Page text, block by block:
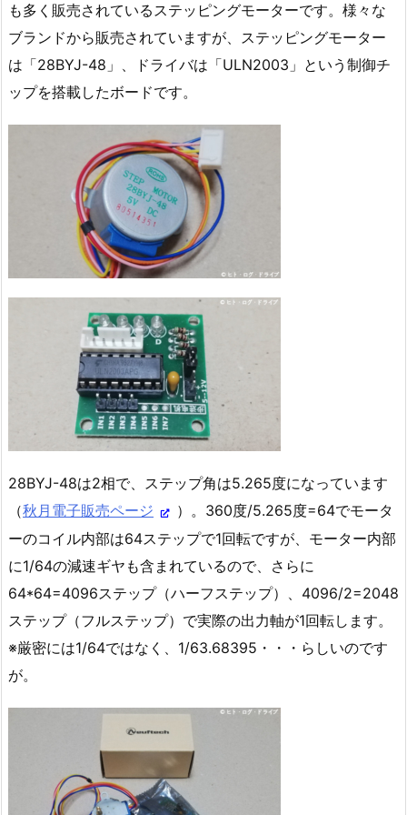
も多く販売されているステッピングモーターです。様々な
ブランドから販売されていますが、ステッピングモーター
は「28BYJ-48」、ドライバは「ULN2003」という制御チ
ップを搭載したボードです。
28BYJ-48は2相で、ステップ角は5.265度になっています
（秋月電子販売ページ
）。360度/5.265度=64でモータ
ーのコイル内部は64ステップで1回転ですが、モーター内部
に1/64の減速ギヤも含まれているので、さらに
64*64=4096ステップ（ハーフステップ）、4096/2=2048
ステップ（フルステップ）で実際の出力軸が1回転します。
※厳密には1/64ではなく、1/63.68395・・・らしいのです
が。